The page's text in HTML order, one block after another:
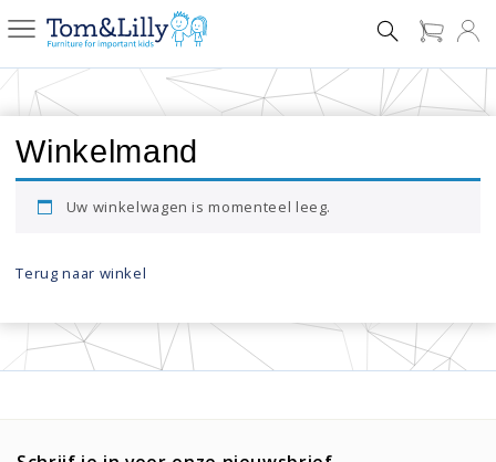
Winkelmand
Uw winkelwagen is momenteel leeg.
Terug naar winkel